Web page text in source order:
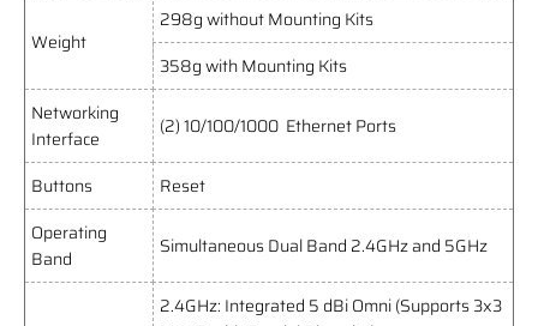
Weight
298g without Mounting Kits
358g with Mounting Kits
Networking
Interface
(2) 10/100/1000 Ethernet Ports
Buttons
Reset
Operating
Band
Simultaneous Dual Band 2.4GHz and 5GHz
2.4GHz: Integrated 5 dBi Omni (Supports 3x3